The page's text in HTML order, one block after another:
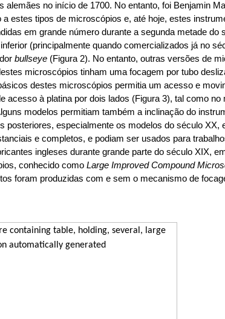
alemães no início de 1700. No entanto, foi Benjamin
a estes tipos de microscópios e, até hoje, estes
em grande número durante a segunda metade
(principalmente quando comercializados já no
bullseye (Figura 2). No entanto, outras versões de
microscópios tinham uma focagem por tubo
destes microscópios permitia um acesso e
acesso à platina por dois lados (Figura 3), tal como
modelos permitiam também a inclinação do
posteriores, especialmente os modelos do século
e completos, e podiam ser usados ​​para
ingleses durante grande parte do século XIX,
conhecido comoLarge Improved Compound
foram produzidas com e sem o mecanismo de